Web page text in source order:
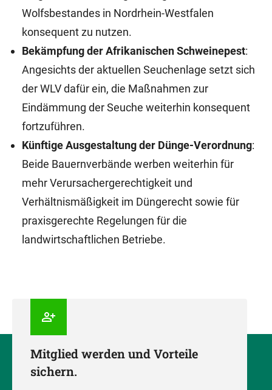
Wolfsbestandes in Nordrhein-Westfalen
konsequent zu nutzen.
Bekämpfung der Afrikanischen Schweinepest:
Angesichts der aktuellen Seuchenlage setzt sich
der WLV dafür ein, die Maßnahmen zur
Eindämmung der Seuche weiterhin konsequent
fortzuführen.
Künftige Ausgestaltung der Dünge-Verordnung:
Beide Bauernverbände werben weiterhin für
mehr Verursachergerechtigkeit und
Verhältnismäßigkeit im Düngerecht sowie für
praxisgerechte Regelungen für die
landwirtschaftlichen Betriebe.
Mitglied werden und Vorteile
sichern.